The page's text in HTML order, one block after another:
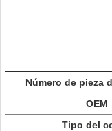
Número de pieza
OEM
Tipo del